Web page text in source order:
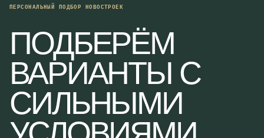
ПЕРСОНАЛЬНЫЙ ПОДБОР НОВОСТРОЕК
ПОДБЕРЁМ
ВАРИАНТЫ С
СИЛЬНЫМИ